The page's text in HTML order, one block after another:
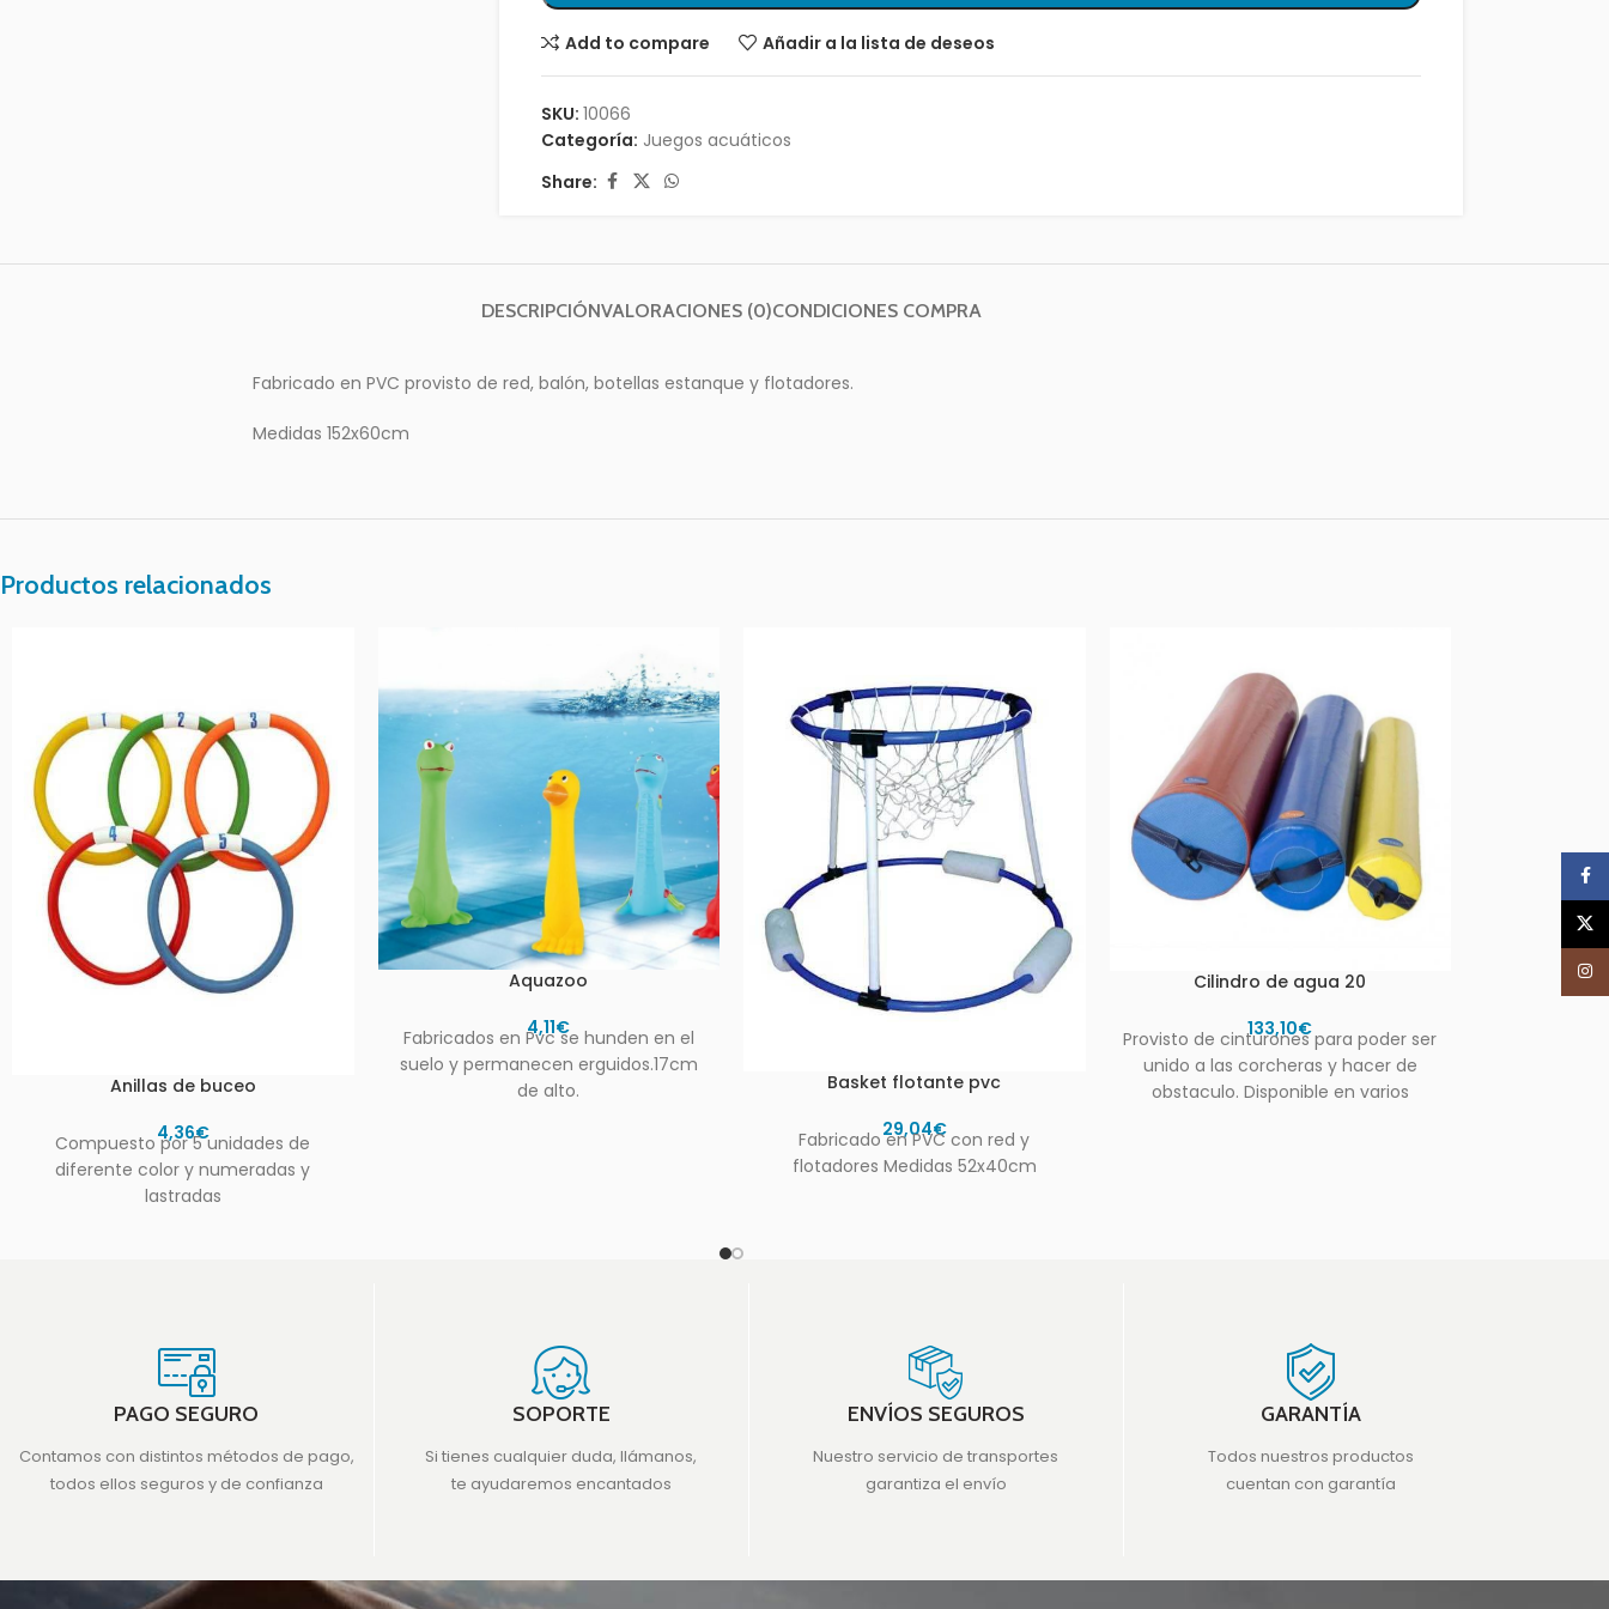
Add to compare Añadir a la lista de deseos
SKU:10066
Categoría: Juegos acuáticos
Share:
DESCRIPCIÓNVALORACIONES (0)CONDICIONES COMPRA
Fabricado en PVC provisto de red, balón, botellas estanque y flotadores.
Medidas 152x60cm
Productos relacionados
Anillas de buceo
4,36€
Compuesto por 5 unidades de
diferente color y numeradas y
lastradas
Aquazoo
4,11€
Fabricados en Pvc se hunden en el
suelo y permanecen erguidos.17cm
de alto.
Basket flotante pvc
29,04€
Fabricado en PVC con red y
flotadores Medidas 52x40cm
Cilindro de agua 20
133,10€
Provisto de cinturones para poder ser
unido a las corcheras y hacer de
obstaculo. Disponible en varios
PAGO SEGURO
Contamos con distintos métodos de pago,
todos ellos seguros y de confianza
SOPORTE
Si tienes cualquier duda, llámanos,
te ayudaremos encantados
ENVÍOS SEGUROS
Nuestro servicio de transportes
garantiza el envío
GARANTÍA
Todos nuestros productos
cuentan con garantía